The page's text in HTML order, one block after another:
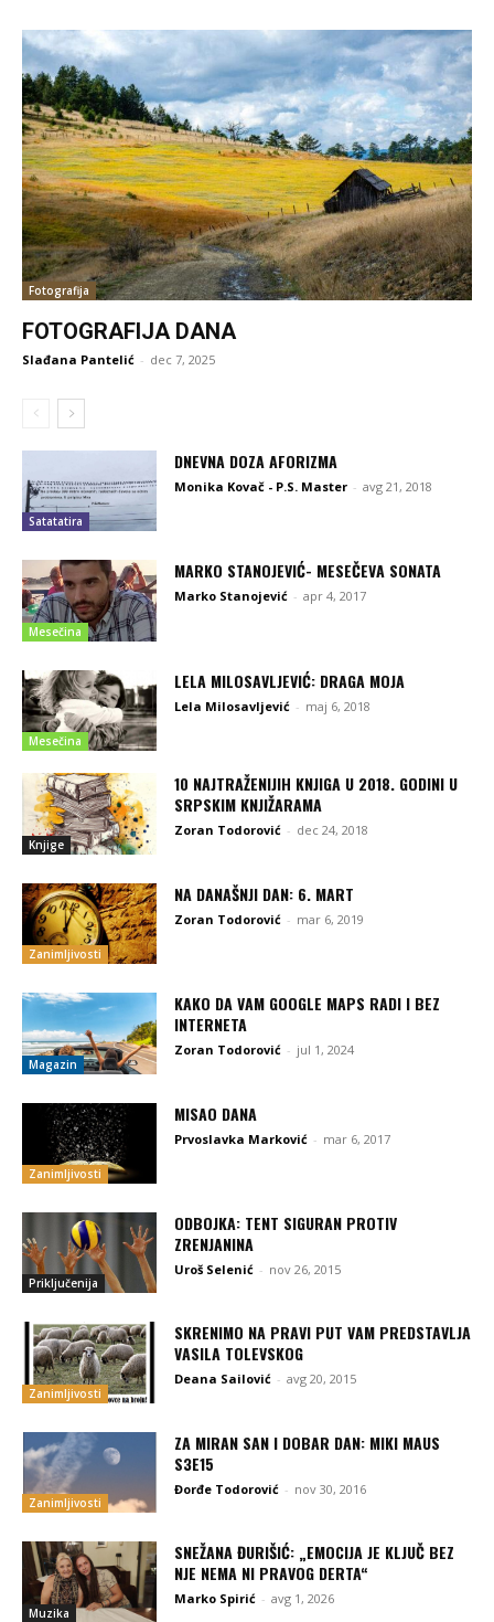
Fotografija
FOTOGRAFIJA DANA
Slađana Pantelić - dec 7, 2025
Satatatira
DNEVNA DOZA AFORIZMA
Monika Kovač - P.S. Master - avg 21, 2018
Mesečina
MARKO STANOJEVIĆ- MESEČEVA SONATA
Marko Stanojević - apr 4, 2017
Mesečina
LELA MILOSAVLJEVIĆ: DRAGA MOJA
Lela Milosavljević - maj 6, 2018
Knjige
10 NAJTRAŽENIJIH KNJIGA U 2018. GODINI U
SRPSKIM KNJIŽARAMA
Zoran Todorović - dec 24, 2018
Zanimljivosti
NA DANAŠNJI DAN: 6. MART
Zoran Todorović - mar 6, 2019
Magazin
KAKO DA VAM GOOGLE MAPS RADI I BEZ
INTERNETA
Zoran Todorović - jul 1, 2024
Zanimljivosti
MISAO DANA
Prvoslavka Marković - mar 6, 2017
Priključenija
ODBOJKA: TENT SIGURAN PROTIV
ZRENJANINA
Uroš Selenić - nov 26, 2015
Zanimljivosti
SKRENIMO NA PRAVI PUT VAM PREDSTAVLJA
VASILA TOLEVSKOG
Deana Sailović - avg 20, 2015
Zanimljivosti
ZA MIRAN SAN I DOBAR DAN: MIKI MAUS
S3E15
Đorđe Todorović - nov 30, 2016
Muzika
SNEŽANA ĐURIŠIĆ: „EMOCIJA JE KLJUČ BEZ
NJE NEMA NI PRAVOG DERTA“
Marko Spirić - avg 1, 2026